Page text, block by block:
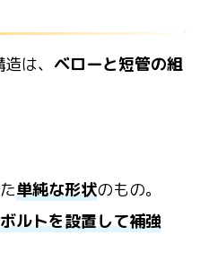
は、 ベローと短管の組
単純な形状のもの。
ルトを設置して補強